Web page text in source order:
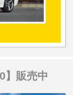
】販売中